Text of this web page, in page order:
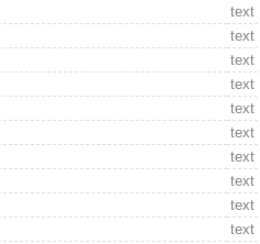
text
text
text
text
text
text
text
text
text
text